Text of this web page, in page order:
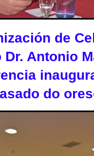
de
Dr. Antonio
do